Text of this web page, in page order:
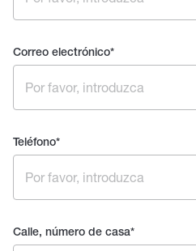
Correo electrónico*
Teléfono*
Calle, número de casa*